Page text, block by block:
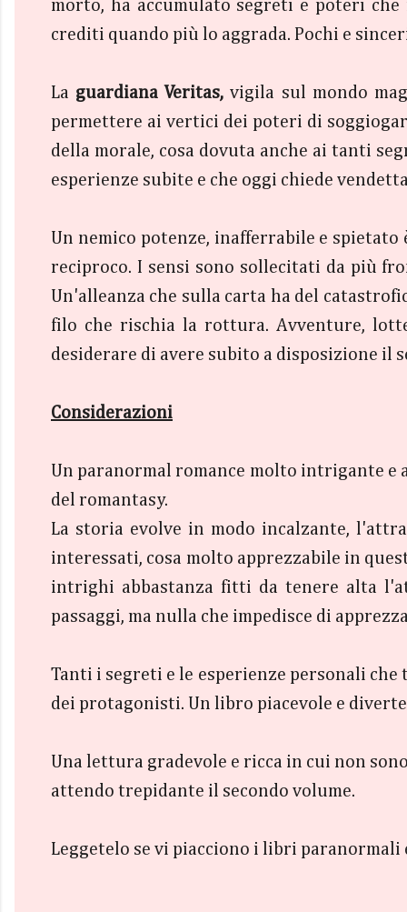
morto, ha accumulato segreti e poteri
crediti quando più lo aggrada. Pochi e
La guardiana Veritas,vigila sul mondo
permettere ai vertici dei poteri di
della morale, cosa dovuta anche ai tanti
esperienze subite e che oggi chiede
Un nemico potenze, inafferrabile e
reciproco. I sensi sono sollecitati da più
Un'alleanza che sulla carta ha del
filo che rischia la rottura. Avventure,
desiderare di avere subito a disposizione il
Considerazioni
Un paranormal romance molto intrigante e
del romantasy.
La storia evolve in modo incalzante,
interessati, cosa molto apprezzabile in
intrighi abbastanza fitti da tenere alta
passaggi, ma nulla che impedisce di
Tanti i segreti e le esperienze personali
dei protagonisti. Un libro piacevole e
Una lettura gradevole e ricca in cui non
attendo trepidante il secondo volume.
Leggetelo se vi piacciono i libri paranormali